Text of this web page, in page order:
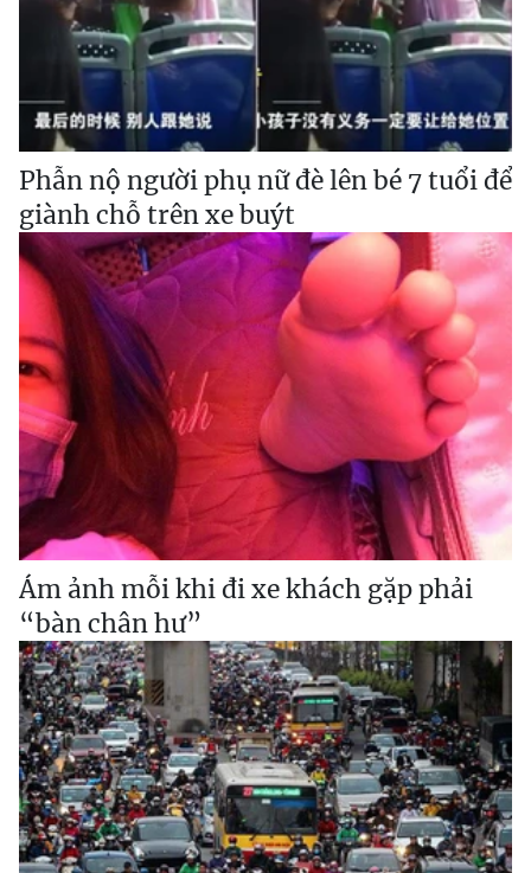
Phẫn nộ người phụ nữ đè lên bé 7 tuổi để
giành chỗ trên xe buýt
Ám ảnh mỗi khi đi xe khách gặp phải
“bàn chân hư”